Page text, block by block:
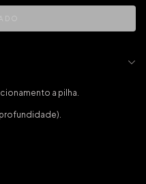
a pilha.
profundidade).